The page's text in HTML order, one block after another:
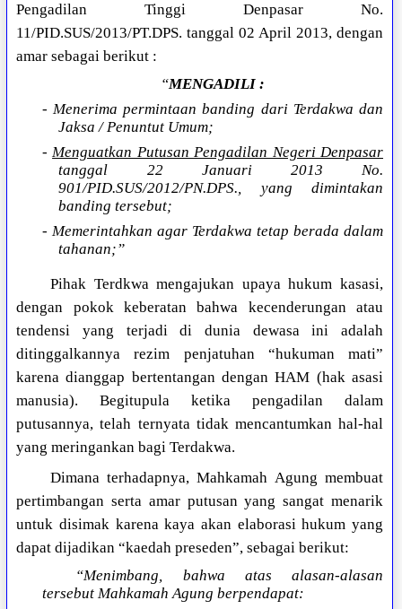
Pengadilan Tinggi Denpasar No.
11/PID.SUS/2013/PT.DPS. tanggal 02 April 2013, dengan
amar sebagai berikut :
“MENGADILI :
- Menerima permintaan banding dari Terdakwa dan
Jaksa / Penuntut Umum;
-Menguatkan Putusan Pengadilan Negeri Denpasar
tanggal 22 Januari 2013 No.
901/PID.SUS/2012/PN.DPS., yang dimintakan
banding tersebut;
- Memerintahkan agar Terdakwa tetap berada dalam
tahanan;”
Pihak Terdkwa mengajukan upaya hukum kasasi,
dengan pokok keberatan bahwa kecenderungan atau
tendensi yang terjadi di dunia dewasa ini adalah
ditinggalkannya rezim penjatuhan “hukuman mati”
karena dianggap bertentangan dengan HAM (hak asasi
manusia). Begitupula ketika pengadilan dalam
putusannya, telah ternyata tidak mencantumkan hal-hal
yang meringankan bagi Terdakwa.
Dimana terhadapnya, Mahkamah Agung membuat
pertimbangan serta amar putusan yang sangat menarik
untuk disimak karena kaya akan elaborasi hukum yang
dapat dijadikan “kaedah preseden”, sebagai berikut:
“Menimbang, bahwa atas alasan-alasan
tersebut Mahkamah Agung berpendapat: